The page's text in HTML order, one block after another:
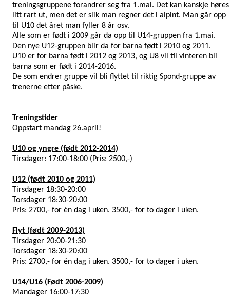
treningsgruppene forandrer seg fra 1.mai. Det kan kanskje høres
litt rart ut, men det er slik man regner det i alpint. Man går opp
til U10 det året man fyller 8 år osv.
Alle som er født i 2009 går da opp til U14-gruppen fra 1.mai.
Den nye U12-gruppen blir da for barna født i 2010 og 2011.
U10 er for barna født i 2012 og 2013, og U8 vil til vinteren bli
barna som er født i 2014-2016.
De som endrer gruppe vil bli flyttet til riktig Spond-gruppe av
trenerne etter påske.
Treningstider
Oppstart mandag 26.april!
U10 og yngre (født 2012-2014)
Tirsdager: 17:00-18:00 (Pris: 2500,-)
U12 (født 2010 og 2011)
Tirsdager 18:30-20:00
Torsdager 18:30-20:00
Pris: 2700,- for én dag i uken. 3500,- for to dager i uken.
Flyt (født 2009-2013)
Tirsdager 20:00-21:30
Torsdager 18:30-20:00
Pris: 2700,- for én dag i uken. 3500,- for to dager i uken.
U14/U16 (Født 2006-2009)
Mandager 16:00-17:30